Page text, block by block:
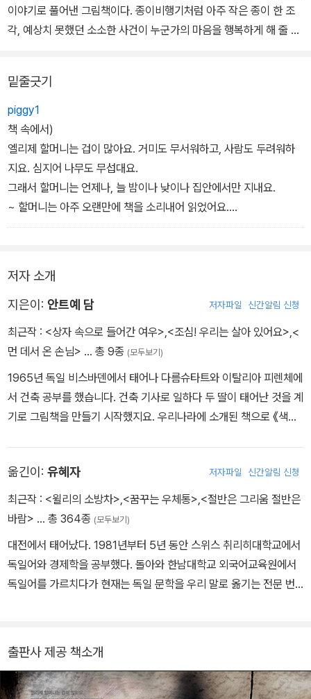
이야기로 풀어낸 그림책이다. 종이비행기처럼 아주 작은 종이 한 조
각, 예상치 못했던 소소한 사건이 누군가의 마음을 행복하게 해 줄 수
엘리제 할머니는 혼자 있기를 좋아한다. 그래서 늘 외롭다. 겁도 많아
서 밤이나 낮이나 집 안에서만 지낸다. 어느 날, 할머니는 마룻바닥에
서 파란색 종이비행기 하나를 발견한다. 환기를 시키려고 열어 놓은
창문 틈으로 날아든 모양이다. 집 안을 깨끗이 치우고 정리하는 것을
좋아하는 할머니는 그것을 벽난로에 던져 태워 버린다.
다음 날, 누군가 할머니 집의 문을 두드린다. 조심스레 문을 열자, 그
곳에는 작은 남자아이가 서 있다. 소년은 집으로 불쑥 들어오더니 화
소년이 집에 들어서서 한 발짝 한 발짝 내디딜 때마다 회색빛이었던
할머니의 마음도 점점 꼬마 손님에게 기운다. 소년이 집으로 돌아간
뒤 집에 혼자 남게 된 엘리제 할머니는 갑자기 해야 할 일이 생각나는
데….
밑줄긋기
piggy1
책 속에서)
엘리제 할머니는 겁이 많아요. 거미도 무서워하고, 사람도 두려워하
지요. 심지어 나무도 무섭대요.
그래서 할머니는 언제나, 늘 밤이나 낮이나 집안에서만 지내요.
~ 할머니는 아주 오랜만에 책을 소리내어 읽었어요.
동화책 한 권을 다 읽을 때까지 아이는 귀를 쫑긋 세우고 열심히 들었
저자 소개
지은이: 안트예 담 저자파일 신간알림 신청
최근작 : <상자 속으로 들어간 여우>,<조심! 우리는 살아 있어요>,<
먼 데서 온 손님> … 총 9종 (모두보기)
1965년 독일 비스바덴에서 태어나 다름슈타트와 이탈리아 피렌체에
서 건축 공부를 했습니다. 건축 기사로 일하다 두 딸이 태어난 것을 계
기로 그림책을 만들기 시작했지요. 우리나라에 소개된 책으로 《색깔
트 어린이 도서상을 받았습니다. www.instagram.com/antje.da
mm
옮긴이: 유혜자 저자파일 신간알림 신청
최근작 : <윌리의 소방차>,<꿈꾸는 우체통>,<절반은 그리움 절반은
바람> … 총 364종 (모두보기)
대전에서 태어났다. 1981년부터 5년 동안 스위스 취리히대학교에서
독일어와 경제학을 공부했다. 돌아와 한남대학교 외국어교육원에서
독일어를 가르치다가 현재는 독일 문학을 우리 말로 옮기는 전문 번
출판사 제공 책소개